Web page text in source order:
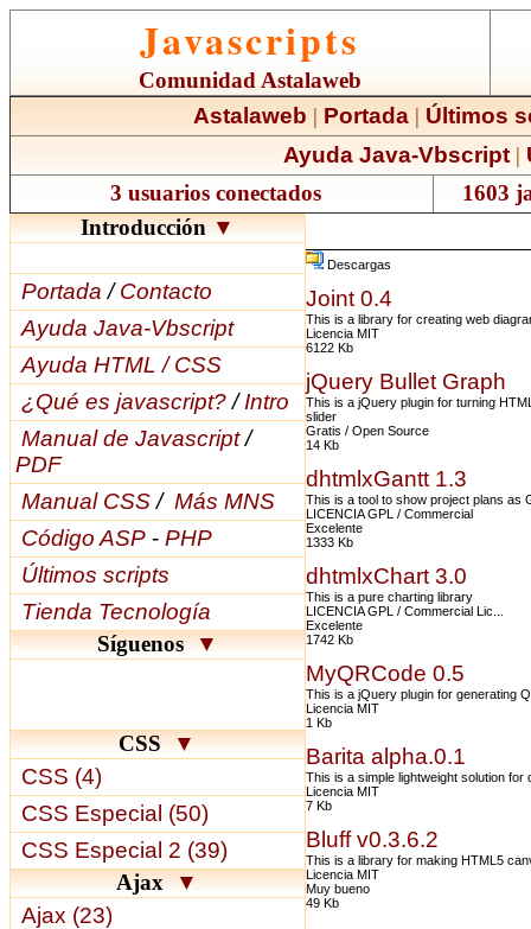
Javascripts
Comunidad Astalaweb
Astalaweb | Portada | Últimos
Ayuda Java-Vbscript |
3 usuarios conectados
1603
Introducción▼
Portada /Contacto
Ayuda Java-Vbscript
Ayuda HTML / CSS
¿Qué es javascript?/Intro
Manual de Javascript/
PDF
Manual CSS/ Más MNS
Código ASP - PHP
Últimos scripts
Tienda Tecnología
Síguenos▼
CSS▼
CSS (4)
CSS Especial (50)
CSS Especial 2 (39)
Ajax▼
Ajax (23)
Descargas
Joint 0.4
This is a library for creating web
Licencia MIT
6122 Kb
jQuery Bullet Graph
This is a jQuery plugin for turning
slider
Gratis / Open Source
14 Kb
dhtmlxGantt 1.3
This is a tool to show project plans as
LICENCIA GPL / Commercial
Excelente
1333 Kb
dhtmlxChart 3.0
This is a pure charting library
LICENCIA GPL / Commercial Lic...
Excelente
1742 Kb
MyQRCode 0.5
This is a jQuery plugin for generating
Licencia MIT
1 Kb
Barita alpha.0.1
This is a simple lightweight solution for
Licencia MIT
7 Kb
Bluff v0.3.6.2
This is a library for making HTML5
Licencia MIT
Muy bueno
49 Kb